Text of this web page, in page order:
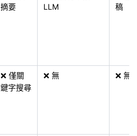
摘要
LLM
稿
❌ 僅關
鍵字搜尋
❌ 無 ❌ 無